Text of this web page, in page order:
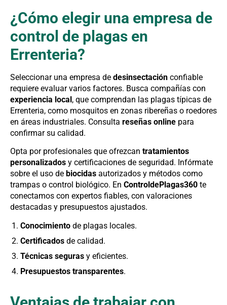
¿Cómo elegir una empresa de
control de plagas en
Errenteria?
Seleccionar una empresa de desinsectación confiable
requiere evaluar varios factores. Busca compañías con
experiencia local, que comprendan las plagas típicas de
Errenteria, como mosquitos en zonas ribereñas o roedores
en áreas industriales. Consulta reseñas online para
confirmar su calidad.
Opta por profesionales que ofrezcan tratamientos
personalizados y certificaciones de seguridad. Infórmate
sobre el uso de biocidas autorizados y métodos como
trampas o control biológico. En ControldePlagas360 te
conectamos con expertos fiables, con valoraciones
destacadas y presupuestos ajustados.
Conocimiento de plagas locales.
Certificados de calidad.
Técnicas seguras y eficientes.
Presupuestos transparentes.